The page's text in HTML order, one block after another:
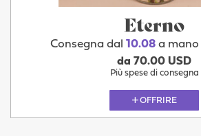
Eterno
Consegna dal 10.08 a
da 70.00 USD
Più spese di consegna
OFFRIRE